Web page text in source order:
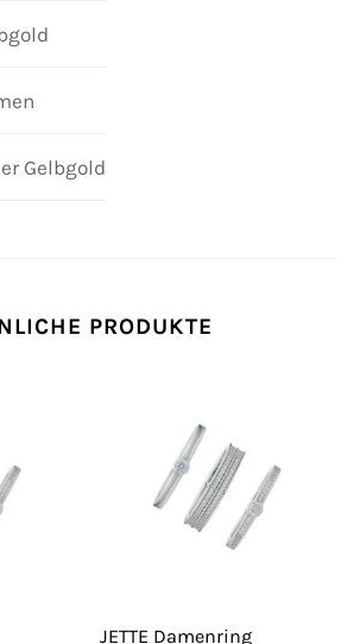
Gelbgold
PRODUKTE
JETTE Damenring